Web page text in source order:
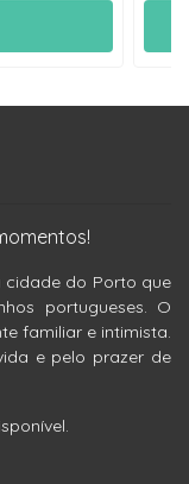
cidade do Porto que
portugueses. O
familiar e intimista.
e pelo prazer de